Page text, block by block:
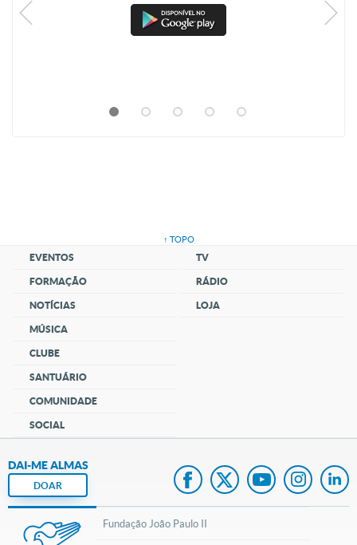
↑ TOPO
EVENTOS
FORMAÇÃO
NOTÍCIAS
MÚSICA
CLUBE
SANTUÁRIO
COMUNIDADE
SOCIAL
TV
RÁDIO
LOJA
DAI-ME ALMAS
DOAR
Fundação João Paulo II